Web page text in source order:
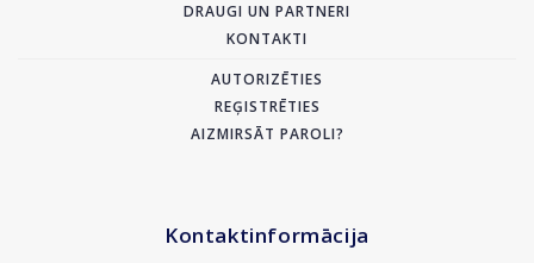
DRAUGI UN PARTNERI
KONTAKTI
AUTORIZĒTIES
REĢISTRĒTIES
AIZMIRSĀT PAROLI?
Kontaktinformācija